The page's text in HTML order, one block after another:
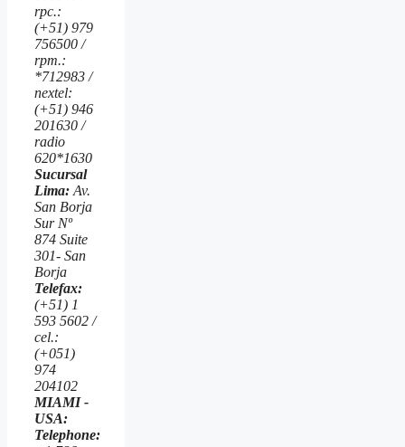
rpc.:
(+51) 979
756500 /
rpm.:
*712983 /
nextel:
(+51) 946
201630 /
radio
620*1630
Sucursal
Lima: Av.
San Borja
Sur Nº
874 Suite
301- San
Borja
Telefax:
(+51) 1
593 5602 /
cel.:
(+051)
974
204102
MIAMI -
USA:
Telephone: